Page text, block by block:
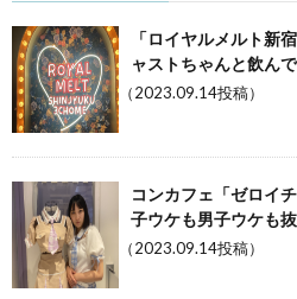
「ロイヤルメルト新
ャストちゃんと飲ん
（2023.09.14投稿）
コンカフェ「ゼロイ
子ウケも男子ウケも
（2023.09.14投稿）